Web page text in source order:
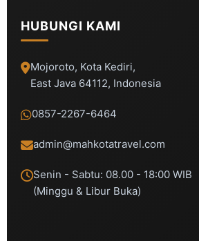
HUBUNGI KAMI
Mojoroto, Kota Kediri,
East Java 64112, Indonesia
0857-2267-6464
admin@mahkotatravel.com
Senin - Sabtu: 08.00 - 18:00 WIB
(Minggu & Libur Buka)